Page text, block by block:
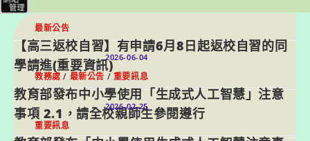
最新公告
【高三返校自習】有申請6月8日起返校自習的同
學請進(重要資訊)2026-06-04
教務處 / 最新公告 / 重要訊息
教育部發布中小學使用「生成式人工智慧」注意
事項 2.1，請全校親師生參閱遵行
2026-02-25
重要訊息